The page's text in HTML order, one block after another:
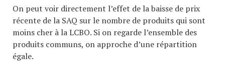
On peut voir directement l’effet de la baisse de prix
récente de la SAQ sur le nombre de produits qui sont
moins cher à la LCBO. Si on regarde l’ensemble des
produits communs, on approche d’une répartition
égale.